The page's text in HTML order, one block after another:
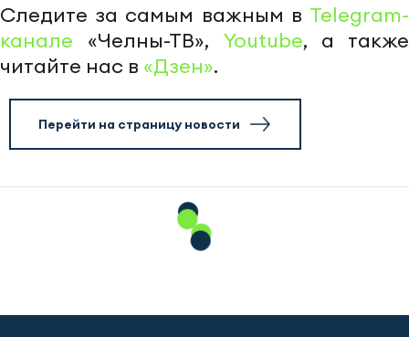
Следите за самым важным в Telegram-
канале «Челны-ТВ», Youtube, а также
читайте нас в «Дзен».
Перейти на страницу новости